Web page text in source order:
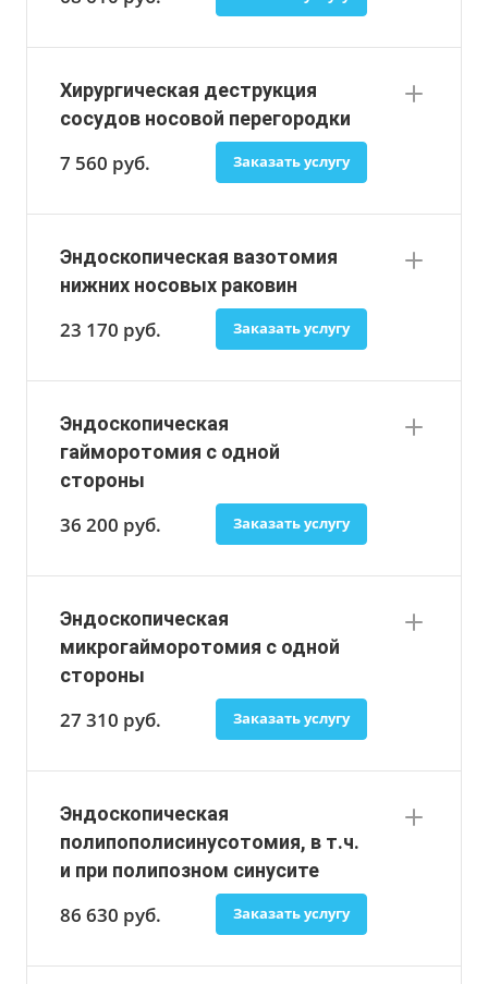
Хирургическая деструкция
сосудов носовой перегородки
7 560 руб. Заказать услугу
Эндоскопическая вазотомия
нижних носовых раковин
23 170 руб. Заказать услугу
Эндоскопическая
гайморотомия с одной
стороны
36 200 руб. Заказать услугу
Эндоскопическая
микрогайморотомия с одной
стороны
27 310 руб. Заказать услугу
Эндоскопическая
полипополисинусотомия, в т.ч.
и при полипозном синусите
86 630 руб. Заказать услугу